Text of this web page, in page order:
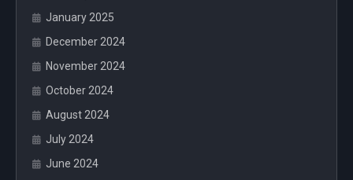
January 2025
December 2024
November 2024
October 2024
August 2024
July 2024
June 2024